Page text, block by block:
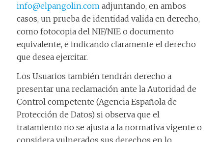
info@elpangolin.com adjuntando, en ambos
casos, un prueba de identidad valida en derecho,
como fotocopia del NIF/NIE o documento
equivalente, e indicando claramente el derecho
que desea ejercitar.
Los Usuarios también tendrán derecho a
presentar una reclamación ante la Autoridad de
Control competente (Agencia Española de
Protección de Datos) si observa que el
tratamiento no se ajusta a la normativa vigente o